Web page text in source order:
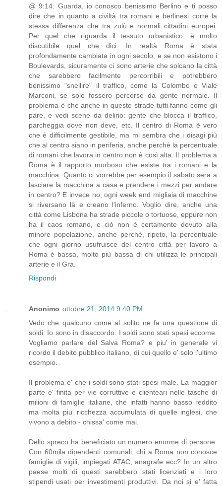
@ 9:14: Guarda, io conosco benissimo Berlino e ti posso
dire che in quanto a civiltà tra romani e berlinesi corre la
stessa differenza che tra zulù e normali cittadini europei.
Per quel che riguarda il tessuto urbanistico, è molto
discutibile quel che dici. In realtà Roma è stata
profondamente cambiata in ogni secolo, e se non esistono i
Boulevards, sicuramente ci sono arterie che solcano la città
che sarebbero facilmente percorribili e potrebbero
benissimo "snellire" il traffico, come la Colombo o Viale
Marconi, se solo fossero percorse da gente normale. Il
problema è che anche in queste strade tutti fanno come gli
pare, e vedi scene da delirio: gente che blocca il traffico,
parcheggia dove non deve, etc. Il centro di Roma è vero
che è difficilmente gestibile, ma mi sembra che i disagi più
che al centro siano in periferia, anche perché la percentuale
di romani che lavora in centro non è così alta. Il problema a
Roma è il rapporto morboso che esiste tra i romani e la
macchina. Quanto ci vorrebbe per esempio il sabato sera a
lasciare la macchina a casa e prendere i mezzi per andare
in centro? E invece no, ogni week end migliaia di macchine
si riversano là e creano l'inferno. Voglio dire, anche una
città come Lisbona ha strade piccole o tortuose, eppure non
ha il caos romano, e ciò non è certamente dovuto alla
minore popolazione, anche perché, ripeto, la percentuale
che ogni giorno usufruisce del centro città per lavoro a
Roma è bassa, molto più bassa di chi utilizza le principali
arterie e il Gra.
Rispondi
Anonimo ottobre 21, 2014 9:40 PM
Vedo che qualcuno come al solito ne fa una questione di
soldi. Io sono in disaccordo. I soldi sono stati spesi eccome.
Vogliamo parlare del Salva Roma? e piu' in generale vi
ricordo il debito pubblico italiano, di cui quello e' solo l'ultimo
esempio.
Il problema e' che i soldi sono stati spesi male. La maggior
parte e' finita per vie corruttive e clienteari nelle tasche di
milioni di famiglie italiane, che infatti hanno basso reddito
ma molta piu' ricchezza accumulata di quelle inglesi, che
vivono a debito - chissa' come mai.
Dello spreco ha beneficiato un numero enorme di persone.
Con 60mila dipendenti comunali, chi a Roma non conosce
famiglie di vigili, impiegati ATAC, anagrafe ecc? In un altro
paese molti di questi sarebbero stati licenziati e i loro
stipendi usati per investimenti produttivi. Da noi si e' fatta